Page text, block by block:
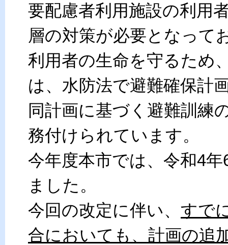
要配慮者利用施設の利用
層の対策が必要となって
利用者の生命を守るため
は、水防法で避難確保計
同計画に基づく避難訓練
務付けられています。
今年度本市では、令和4
ました。
今回の改定に伴い、 すで
合においても、計画の追